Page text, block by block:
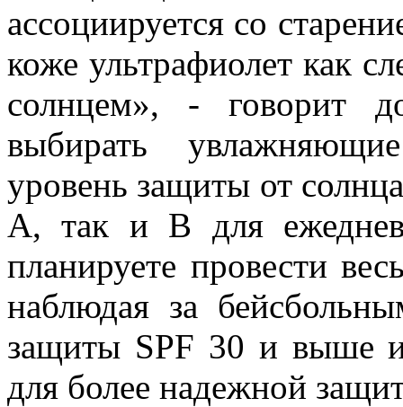
ассоциируется со
коже ультрафиолет как
солнцем», - говорит
выбирать
уровень защиты от
А, так и В для
планируете провести
наблюдая за
защиты SPF 30 и выше и
для более надежной